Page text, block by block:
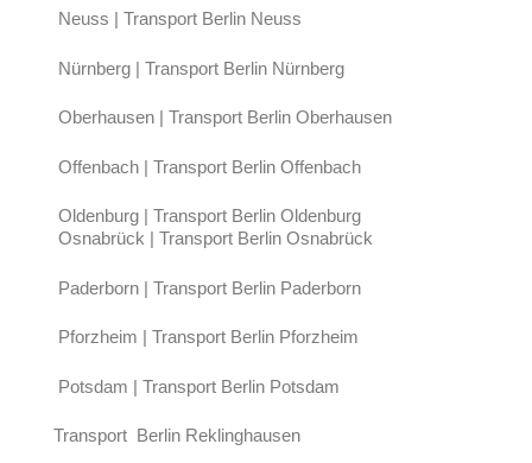
Neuss | Transport Berlin Neuss
Nürnberg | Transport Berlin Nürnberg
Oberhausen | Transport Berlin Oberhausen
Offenbach | Transport Berlin Offenbach
Oldenburg | Transport Berlin Oldenburg
Osnabrück | Transport Berlin Osnabrück
Paderborn | Transport Berlin Paderborn
Pforzheim | Transport Berlin Pforzheim
Potsdam | Transport Berlin Potsdam
Transport Berlin Reklinghausen